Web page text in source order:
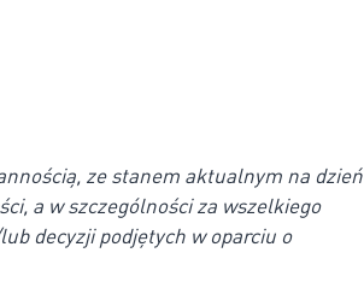
ze stanem aktualnym na dzień
a w szczególności za wszelkiego
decyzji podjętych w oparciu o